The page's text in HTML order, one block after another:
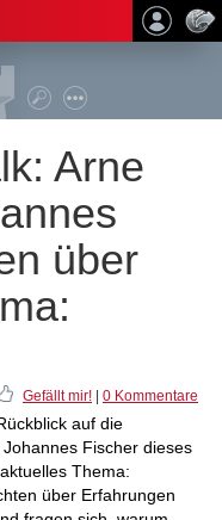
Arne
über
Gefällt mir! 0 Kommentare
auf die
Fischer dieses
Thema:
über Erfahrungen